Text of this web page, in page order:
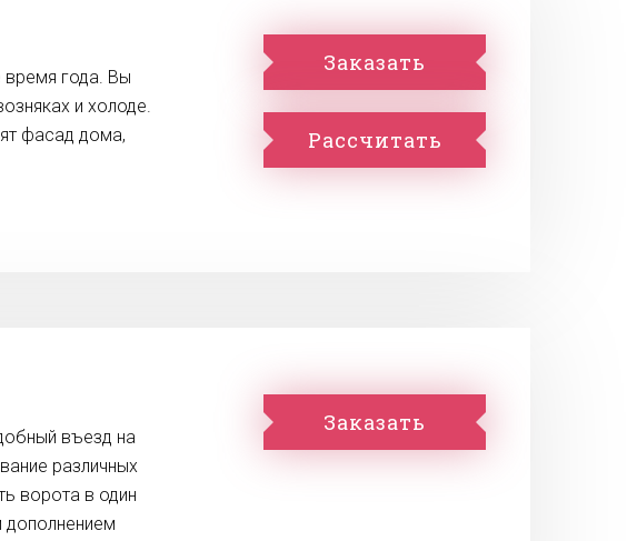
года. Вы
и холоде.
фасад дома,
Заказать
Рассчитать
въезд на
различных
ворота в один
дополнением
Заказать